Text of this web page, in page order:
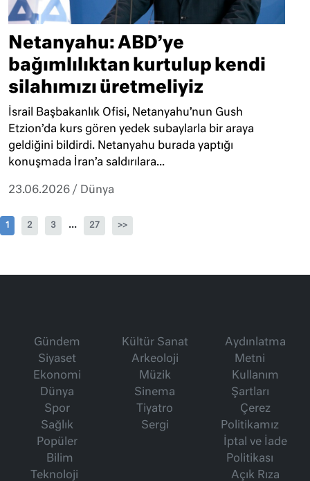
Netanyahu: ABD’ye
bağımlılıktan kurtulup kendi
silahımızı üretmeliyiz
İsrail Başbakanlık Ofisi, Netanyahu’nun Gush
Etzion’da kurs gören yedek subaylarla bir araya
geldiğini bildirdi. Netanyahu burada yaptığı
konuşmada İran’a saldırılara...
23.06.2026 / Dünya
1 2 3 ... 27 >>
Gündem
Siyaset
Ekonomi
Dünya
Spor
Sağlık
Popüler
Bilim
Teknoloji
Kültür Sanat
Arkeoloji
Müzik
Sinema
Tiyatro
Sergi
Aydınlatma
Metni
Kullanım
Şartları
Çerez
Politikamız
İptal ve İade
Politikası
Açık Rıza